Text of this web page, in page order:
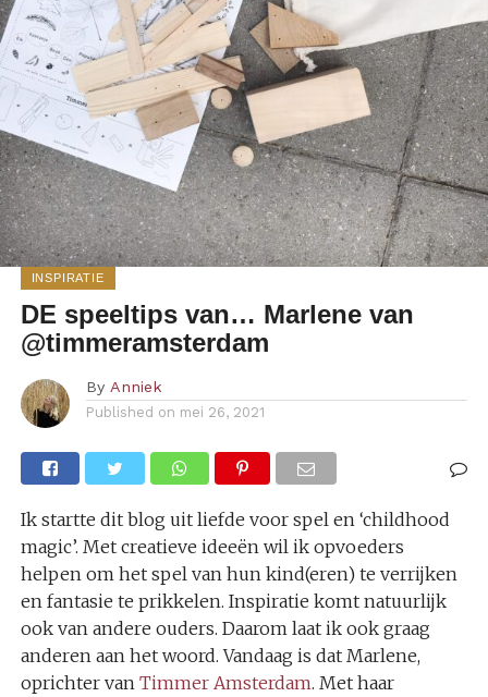
INSPIRATIE
DE speeltips van… Marlene van
@timmeramsterdam
By Anniek
Published on mei 26, 2021
Ik startte dit blog uit liefde voor spel en ‘childhood
magic’. Met creatieve ideeën wil ik opvoeders
helpen om het spel van hun kind(eren) te verrijken
en fantasie te prikkelen. Inspiratie komt natuurlijk
ook van andere ouders. Daarom laat ik ook graag
anderen aan het woord. Vandaag is dat Marlene,
oprichter van Timmer Amsterdam. Met haar